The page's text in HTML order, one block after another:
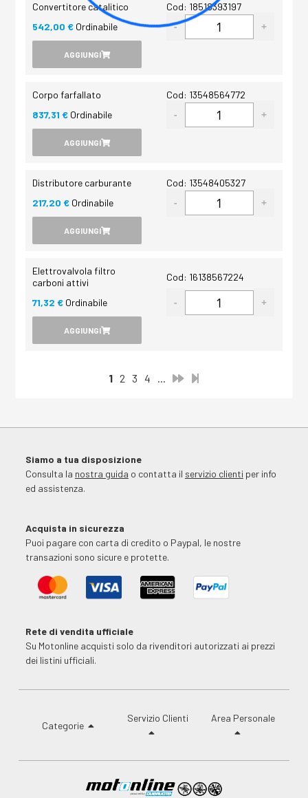
Convertitore catalitico
Cod: 18518393197
542,00 € Ordinabile
AGGIUNGI
Corpo farfallato
Cod: 13548564772
837,31 € Ordinabile
AGGIUNGI
Distributore carburante
Cod: 13548405327
217,20 € Ordinabile
AGGIUNGI
Elettrovalvola filtro
carboni attivi
Cod: 16138567224
71,32 € Ordinabile
AGGIUNGI
1 2 3 4 ...
Siamo a tua disposizione
Consulta la nostra guida o contatta il servizio clienti per info
ed assistenza.
Acquista in sicurezza
Puoi pagare con carta di credito o Paypal, le nostre
transazioni sono sicure e protette.
Rete di vendita ufficiale
Su Motonline acquisti solo da rivenditori autorizzati ai prezzi
dei listini ufficiali.
Categorie
Servizio Clienti Area Personale